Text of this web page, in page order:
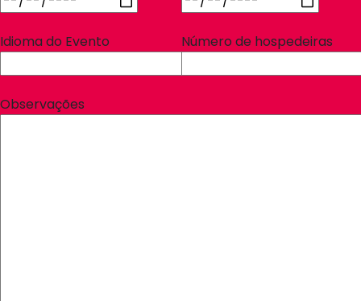
Idioma do Evento Número de hospedeiras
Observações